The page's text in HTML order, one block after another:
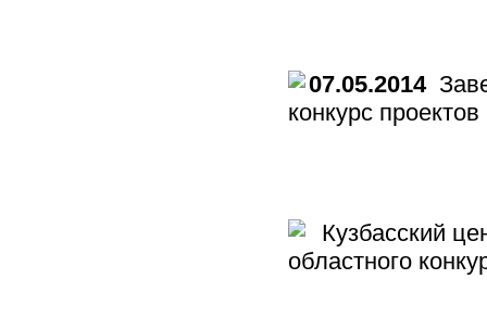
07.05.2014
конкурс
Кузбасский
областного